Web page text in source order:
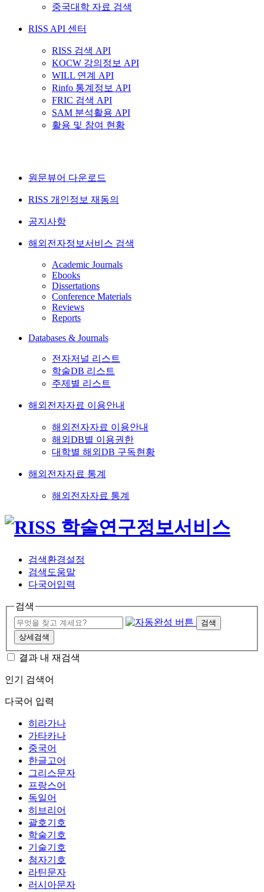
중국대학 자료 검색
RISS API 센터
RISS 검색 API
KOCW 강의정보 API
WILL 연계 API
Rinfo 통계정보 API
FRIC 검색 API
SAM 분석활용 API
활용 및 참여 현황
원문뷰어 다운로드
RISS 개인정보 재동의
공지사항
해외전자정보서비스 검색
Academic Journals
Ebooks
Dissertations
Conference Materials
Reviews
Reports
Databases & Journals
전자저널 리스트
학술DB 리스트
주제별 리스트
해외전자자료 이용안내
해외전자자료 이용안내
해외DB별 이용권한
대학별 해외DB 구독현황
해외전자자료 통계
해외전자자료 통계
검색환경설정
검색도움말
다국어입력
검색
검색
상세검색
결과 내 재검색
인기 검색어
다국어 입력
히라가나
가타카나
중국어
한글고어
그리스문자
프랑스어
독일어
히브리어
괄호기호
학술기호
기술기호
첨자기호
라틴문자
러시아문자